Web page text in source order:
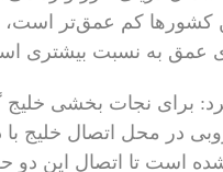
کشورها کم عمق‌تر است،
عمق به نسبت بیشتری
برای نجات بخشی خلیج
در محل اتصال خلیج با
شده است تا اتصال این دو